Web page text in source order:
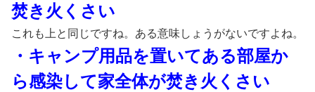
焚き火くさい
これも上と同じですね。ある意味しょうがないですよね。
・キャンプ用品を置いてある部屋か
ら感染して家全体が焚き火くさい